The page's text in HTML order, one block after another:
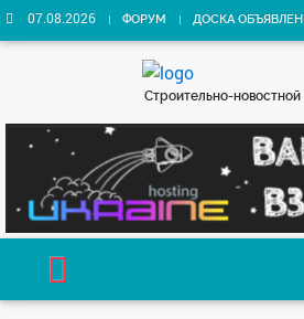
07.08.2026 ФОРУМ ДОСКА
Строительно-новостной